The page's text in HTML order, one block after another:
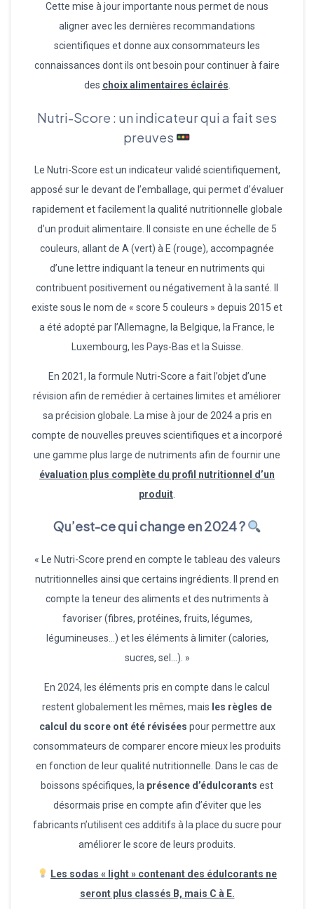
Cette mise à jour importante nous permet de nous
aligner avec les dernières recommandations
scientifiques et donne aux consommateurs les
connaissances dont ils ont besoin pour continuer à faire
des choix alimentaires éclairés.
Nutri-Score : un indicateur qui a fait ses
preuves
Le Nutri-Score est un indicateur validé scientifiquement,
apposé sur le devant de l’emballage, qui permet d’évaluer
rapidement et facilement la qualité nutritionnelle globale
d’un produit alimentaire. Il consiste en une échelle de 5
couleurs, allant de A (vert) à E (rouge), accompagnée
d’une lettre indiquant la teneur en nutriments qui
contribuent positivement ou négativement à la santé. Il
existe sous le nom de « score 5 couleurs » depuis 2015 et
a été adopté par l’Allemagne, la Belgique, la France, le
Luxembourg, les Pays-Bas et la Suisse.
En 2021, la formule Nutri-Score a fait l’objet d’une
révision afin de remédier à certaines limites et améliorer
sa précision globale. La mise à jour de 2024 a pris en
compte de nouvelles preuves scientifiques et a incorporé
une gamme plus large de nutriments afin de fournir une
évaluation plus complète du profil nutritionnel d’un
produit
Qu’est-ce qui change en 2024 ?
« Le Nutri-Score prend en compte le tableau des valeurs
nutritionnelles ainsi que certains ingrédients. Il prend en
compte la teneur des aliments et des nutriments à
favoriser (fibres, protéines, fruits, légumes,
légumineuses…) et les éléments à limiter (calories,
sucres, sel…). »
En 2024, les éléments pris en compte dans le calcul
restent globalement les mêmes, mais les règles de
calcul du score ont été révisées pour permettre aux
consommateurs de comparer encore mieux les produits
en fonction de leur qualité nutritionnelle. Dans le cas de
boissons spécifiques, la présence d’édulcorants est
désormais prise en compte afin d’éviter que les
fabricants n’utilisent ces additifs à la place du sucre pour
améliorer le score de leurs produits.
Les sodas « light » contenant des édulcorants ne
seront plus classés B, mais C à E.